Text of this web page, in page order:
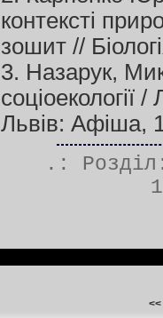
контексті
зошит //
3. Назарук,
соціоекології
Львів: Афіша,
.:
<<